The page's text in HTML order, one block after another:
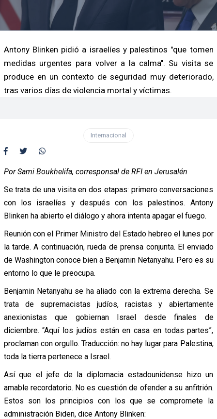
Antony Blinken pidió a israelíes y palestinos "que tomen
medidas urgentes para volver a la calma". Su visita se
produce en un contexto de seguridad muy deteriorado,
tras varios días de violencia mortal y víctimas.
Internacional
Por Sami Boukhelifa, corresponsal de RFI en Jerusalén
Se trata de una visita en dos etapas: primero conversaciones
con los israelíes y después con los palestinos. Antony
Blinken ha abierto el diálogo y ahora intenta apagar el fuego.
Reunión con el Primer Ministro del Estado hebreo el lunes por
la tarde. A continuación, rueda de prensa conjunta. El enviado
de Washington conoce bien a Benjamin Netanyahu. Pero es su
entorno lo que le preocupa.
Benjamin Netanyahu se ha aliado con la extrema derecha. Se
trata de supremacistas judíos, racistas y abiertamente
anexionistas que gobiernan Israel desde finales de
diciembre. “Aquí los judíos están en casa en todas partes”,
proclaman con orgullo. Traducción: no hay lugar para Palestina,
toda la tierra pertenece a Israel.
Así que el jefe de la diplomacia estadounidense hizo un
amable recordatorio. No es cuestión de ofender a su anfitrión.
Estos son los principios con los que se compromete la
administración Biden, dice Antony Blinken: